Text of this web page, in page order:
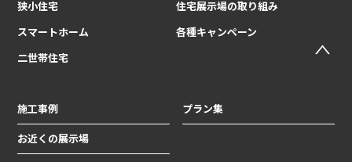
狭小住宅
スマートホーム
二世帯住宅
住宅展示場の取り組み
各種キャンペーン
施工事例 プラン集
お近くの展示場